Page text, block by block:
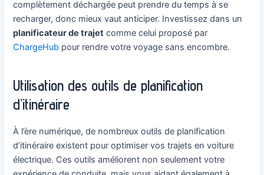
complètement déchargée peut prendre du temps à se
recharger, donc mieux vaut anticiper. Investissez dans un
planificateur de trajet comme celui proposé par
ChargeHub pour rendre votre voyage sans encombre.
Utilisation des outils de planification
d’itinéraire
À l’ère numérique, de nombreux outils de planification
d’itinéraire existent pour optimiser vos trajets en voiture
électrique. Ces outils améliorent non seulement votre